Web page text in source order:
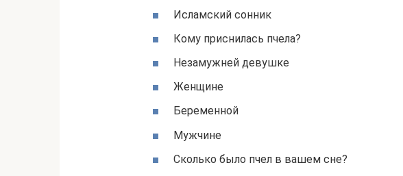
Исламский сонник
Кому приснилась пчела?
Незамужней девушке
Женщине
Беременной
Мужчине
Сколько было пчел в вашем сне?